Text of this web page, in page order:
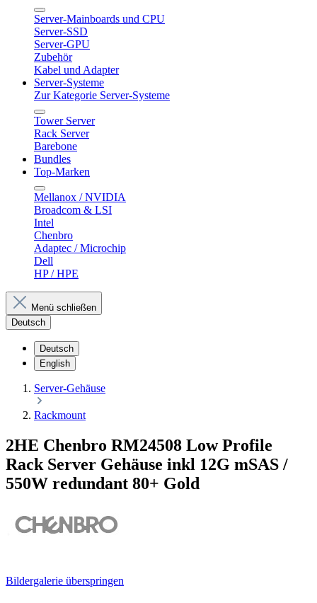
Server-Mainboards und CPU
Server-SSD
Server-GPU
Zubehör
Kabel und Adapter
Server-Systeme
Zur Kategorie Server-Systeme
Tower Server
Rack Server
Barebone
Bundles
Top-Marken
Mellanox / NVIDIA
Broadcom & LSI
Intel
Chenbro
Adaptec / Microchip
Dell
HP / HPE
Menü schließen
Deutsch
Deutsch
English
Server-Gehäuse
Rackmount
2HE Chenbro RM24508 Low Profile
Rack Server Gehäuse inkl 12G mSAS /
550W redundant 80+ Gold
Bildergalerie überspringen